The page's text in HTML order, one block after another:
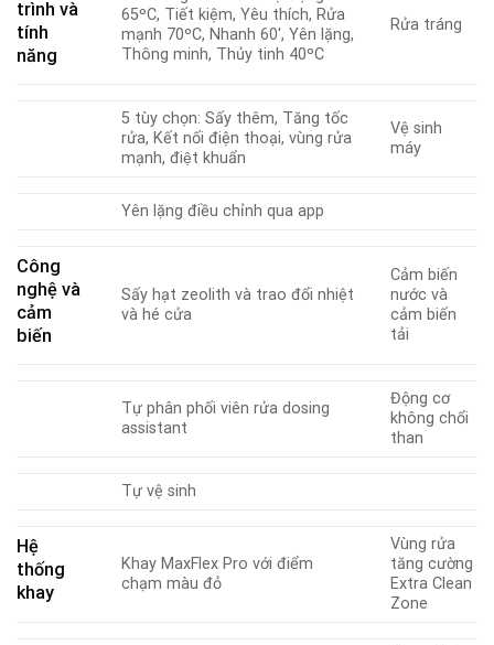
trình và
tính
năng
65ºC, Tiết kiệm, Yêu thích, Rửa
mạnh 70ºC, Nhanh 60′, Yên lặng,
Thông minh, Thủy tinh 40ºC
Rửa tráng
5 tùy chọn: Sấy thêm, Tăng tốc
rửa, Kết nối điện thoại, vùng rửa
mạnh, điệt khuẩn
Vệ sinh
máy
Yên lặng điều chỉnh qua app
Công
nghệ và
cảm
biến
Sấy hạt zeolith và trao đổi nhiệt
và hé cửa
Cảm biến
nước và
cảm biến
tải
Tự phân phối viên rửa dosing
assistant
Động cơ
không chổi
than
Tự vệ sinh
Hệ
thống
khay
Khay MaxFlex Pro với điểm
chạm màu đỏ
Vùng rửa
tăng cường
Extra Clean
Zone